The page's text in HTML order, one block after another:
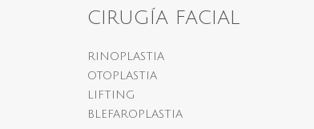
CIRUGÍA FACIAL
RINOPLASTIA
OTOPLASTIA
LIFTING
BLEFAROPLASTIA